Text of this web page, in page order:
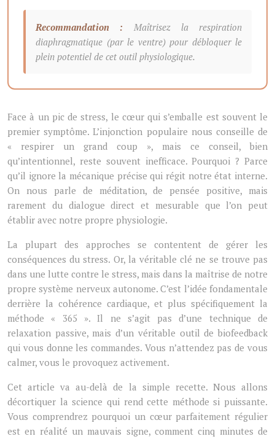
Recommandation : Maîtrisez la respiration
diaphragmatique (par le ventre) pour débloquer le
plein potentiel de cet outil physiologique.
Face à un pic de stress, le cœur qui s’emballe est souvent le
premier symptôme. L’injonction populaire nous conseille de
« respirer un grand coup », mais ce conseil, bien
qu’intentionnel, reste souvent inefficace. Pourquoi ? Parce
qu’il ignore la mécanique précise qui régit notre état interne.
On nous parle de méditation, de pensée positive, mais
rarement du dialogue direct et mesurable que l’on peut
établir avec notre propre physiologie.
La plupart des approches se contentent de gérer les
conséquences du stress. Or, la véritable clé ne se trouve pas
dans une lutte contre le stress, mais dans la maîtrise de notre
propre système nerveux autonome. C’est l’idée fondamentale
derrière la cohérence cardiaque, et plus spécifiquement la
méthode « 365 ». Il ne s’agit pas d’une technique de
relaxation passive, mais d’un véritable outil de biofeedback
qui vous donne les commandes. Vous n’attendez pas de vous
calmer, vous le provoquez activement.
Cet article va au-delà de la simple recette. Nous allons
décortiquer la science qui rend cette méthode si puissante.
Vous comprendrez pourquoi un cœur parfaitement régulier
est en réalité un mauvais signe, comment cinq minutes de